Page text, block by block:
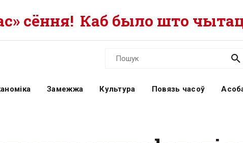
сёння! Каб было што
Замежжа Культура Повязь часоў